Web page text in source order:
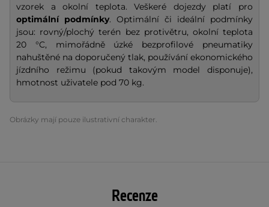
vzorek a okolní teplota. Veškeré dojezdy platí pro
optimální podmínky. Optimální či ideální podmínky
jsou: rovný/plochý terén bez protivětru, okolní teplota
20 °C, mimořádně úzké bezprofilové pneumatiky
nahuštěné na doporučený tlak, používání ekonomického
jízdního režimu (pokud takovým model disponuje),
hmotnost uživatele pod 70 kg.
Obrázky mají pouze ilustrativní charakter.
Recenze